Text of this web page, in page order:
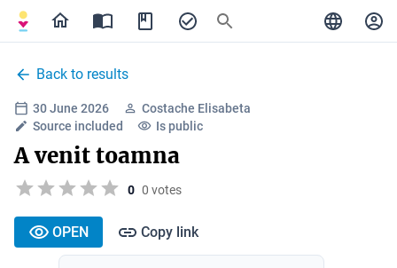
Back to results
30 June 2026
Costache Elisabeta
Source included
Is public
A venit toamna
0 0 votes
OPEN Copy link